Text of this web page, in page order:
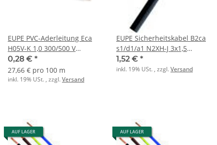
EUPE PVC-Aderleitung Eca
H05V-K 1,0 300/500 V
blau/weiß RG100m
0,28 € *
27,66 € pro 100 m
inkl. 19% USt. , zzgl.Versand
EUPE Sicherheitskabel B2ca
s1/d1/a1 N2XH-J 3x1,5
TR500m schwarz RAL9005 hf
1,52 € *
inkl. 19% USt. , zzgl.Versand
AUF LAGER AUF LAGER